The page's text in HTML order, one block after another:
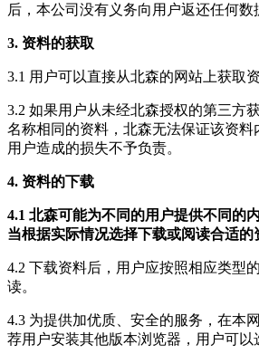
后，本公司没有义务向用户返还任何数
3. 资料的获取
3.1 用户可以直接从北森的网站上获取资
3.2 如果用户从未经北森授权的第三方
名称相同的资料，北森无法保证该资
用户造成的损失不予负责。
4. 资料的下载
4.1 北森可能为不同的用户提供不同的
当根据实际情况选择下载或阅读合适的
4.2 下载资料后，用户应按照相应类型
读。
4.3 为提供加优质、安全的服务，在本
荐用户安装其他版本浏览器，用户可以